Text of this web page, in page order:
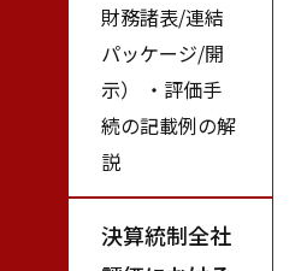
財務諸表/連結
パッケージ/開
示） ・評価手
続の記載例の解
説
決算統制全社